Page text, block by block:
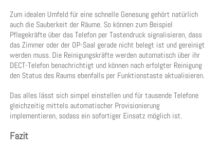
Zum idealen Umfeld für eine schnelle Genesung gehört natürlich
auch die Sauberkeit der Räume. So können zum Beispiel
Pflegekräfte über das Telefon per Tastendruck signalisieren, dass
das Zimmer oder der OP-Saal gerade nicht belegt ist und gereinigt
werden muss. Die Reinigungskräfte werden automatisch über ihr
DECT-Telefon benachrichtigt und können nach erfolgter Reinigung
den Status des Raums ebenfalls per Funktionstaste aktualisieren.
Das alles lässt sich simpel einstellen und für tausende Telefone
gleichzeitig mittels automatischer Provisionierung
implementieren, sodass ein sofortiger Einsatz möglich ist.
Fazit